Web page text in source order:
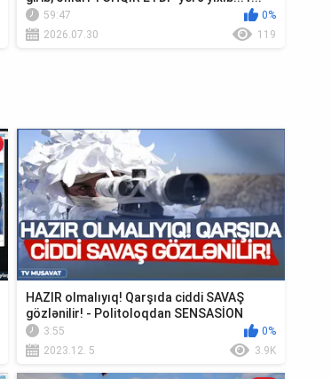
59:47
0%
2026.07.30
119
HAZIR olmalıyıq! Qarşıda ciddi SAVAŞ
gözlənilir! - Politoloqdan SENSASİON
ANONS
3:55
0%
2023.12. 5
3.9K